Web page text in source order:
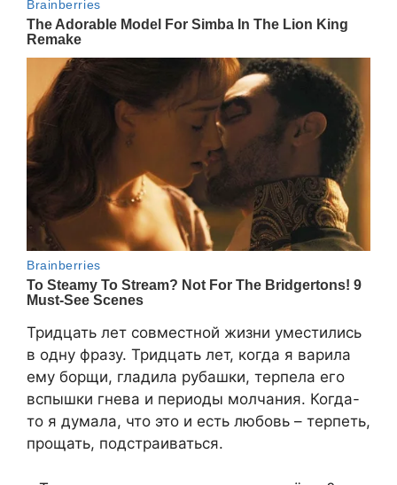
Тридцать лет совместной жизни уместились
в одну фразу. Тридцать лет, когда я варила
ему борщи, гладила рубашки, терпела его
вспышки гнева и периоды молчания. Когда-
то я думала, что это и есть любовь – терпеть,
прощать, подстраиваться.